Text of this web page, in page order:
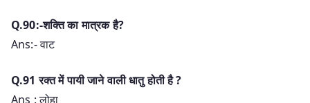
Q.90:-शक्ति का मात्रक है?
Ans:- वाट
Q.91 रक्त में पायी जाने वाली धातु होती है ?
Ans : लोहा